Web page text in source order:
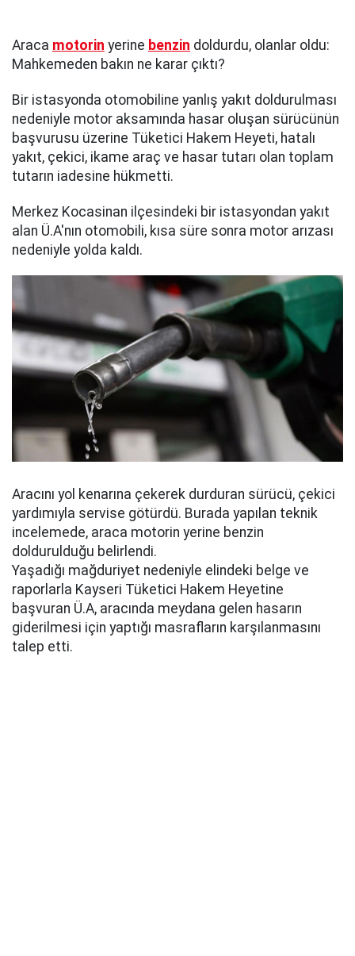
Araca motorin yerine benzin doldurdu, olanlar oldu:
Mahkemeden bakın ne karar çıktı?
Bir istasyonda otomobiline yanlış yakıt doldurulması
nedeniyle motor aksamında hasar oluşan sürücünün
başvurusu üzerine Tüketici Hakem Heyeti, hatalı
yakıt, çekici, ikame araç ve hasar tutarı olan toplam
tutarın iadesine hükmetti.
Merkez Kocasinan ilçesindeki bir istasyondan yakıt
alan Ü.A'nın otomobili, kısa süre sonra motor arızası
nedeniyle yolda kaldı.
Aracını yol kenarına çekerek durduran sürücü, çekici
yardımıyla servise götürdü. Burada yapılan teknik
incelemede, araca motorin yerine benzin
doldurulduğu belirlendi.
Yaşadığı mağduriyet nedeniyle elindeki belge ve
raporlarla Kayseri Tüketici Hakem Heyetine
başvuran Ü.A, aracında meydana gelen hasarın
giderilmesi için yaptığı masrafların karşılanmasını
talep etti.